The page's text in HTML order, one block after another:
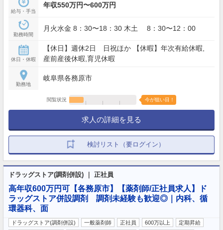
給与・手当
年収550万円〜600万円
勤務時間
月火水金 8：30〜18：30 木土 8：30〜12：00
休日・休暇
【休日】週休2日 日祝ほか 【休暇】年次有給休暇,
産前産後休暇,育児休暇
勤務地
岐阜県各務原市
閲覧状況 今が狙い目！
求人の詳細を見る
検討リスト（要ログイン）
ドラッグストア(調剤併設) ｜ 正社員
高年収600万円可【各務原市】【薬剤師/正社員求人】ド
ラッグストア併設調剤 調剤未経験も歓迎◎｜内科、循
環器科、面
ドラッグストア(調剤併設) 一般薬剤師 正社員 600万以上
定期昇給